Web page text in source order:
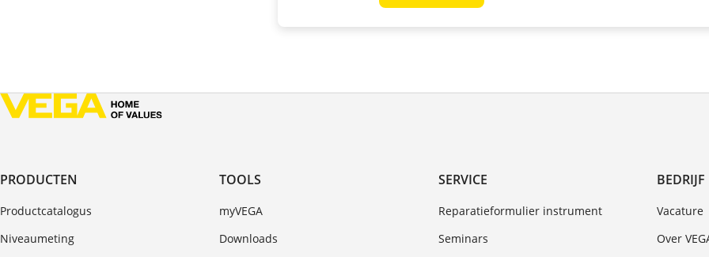
PRODUCTEN
Productcatalogus
Niveaumeting
TOOLS
myVEGA
Downloads
SERVICE
Reparatieformulier instrument
Seminars
BEDRIJF
Vacature
Over